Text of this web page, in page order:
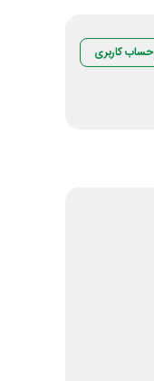
حساب کاربری